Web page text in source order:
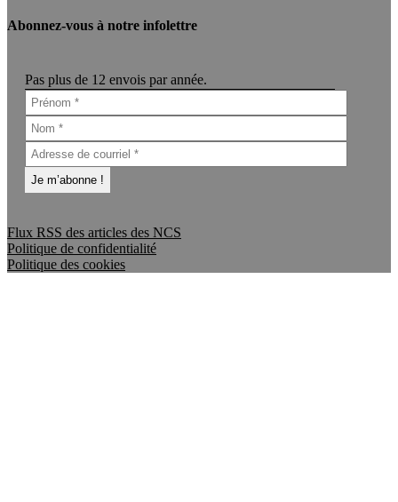
Abonnez-vous à notre infolettre
Pas plus de 12 envois par année.
Flux RSS des articles des NCS
Politique de confidentialité
Politique des cookies